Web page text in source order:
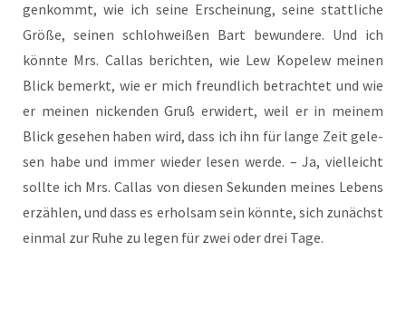
gen­kommt, wie ich sei­ne Erschei­nung, sei­ne statt­li­che
Grö­ße, sei­nen schloh­wei­ßen Bart bewun­de­re. Und ich
könn­te Mrs. Cal­las berich­ten, wie Lew Kope­lew mei­nen
Blick bemerkt, wie er mich freund­lich betrach­tet und wie
er mei­nen nicken­den Gruß erwi­dert, weil er in mei­nem
Blick gese­hen haben wird, dass ich ihn für lan­ge Zeit gele­
sen habe und immer wie­der lesen wer­de. – Ja, viel­leicht
soll­te ich Mrs. Cal­las von die­sen Sekun­den mei­nes Lebens
erzäh­len, und dass es erhol­sam sein könn­te, sich zunächst
ein­mal zur Ruhe zu legen für zwei oder drei Tage.